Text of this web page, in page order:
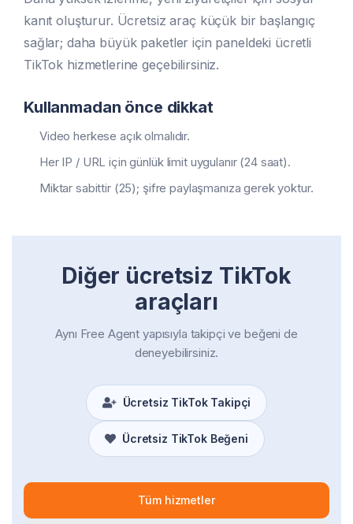
kanıt oluşturur. Ücretsiz araç küçük bir başlangıç
sağlar; daha büyük paketler için paneldeki ücretli
TikTok hizmetlerine geçebilirsiniz.
Kullanmadan önce dikkat
Video herkese açık olmalıdır.
Her IP / URL için günlük limit uygulanır (24 saat).
Miktar sabittir (25); şifre paylaşmanıza gerek yoktur.
Diğer ücretsiz TikTok
araçları
Aynı Free Agent yapısıyla takipçi ve beğeni de
deneyebilirsiniz.
Ücretsiz TikTok Takipçi
Ücretsiz TikTok Beğeni
Tüm hizmetler